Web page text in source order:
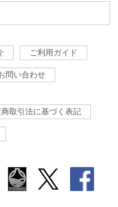
ご利用ガイド
問い合わせ
取引法に基づく表記